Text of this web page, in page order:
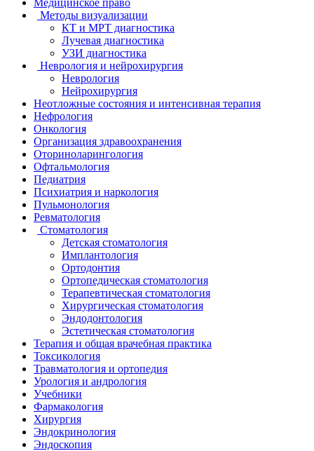
Методы визуализации
КТ и МРТ диагностика
Лучевая диагностика
УЗИ диагностика
Неврология и нейрохирургия
Неврология
Нейрохирургия
Неотложные состояния и интенсивная терапия
Нефрология
Онкология
Организация здравоохранения
Оториноларингология
Офтальмология
Педиатрия
Психиатрия и наркология
Пульмонология
Ревматология
Стоматология
Детская стоматология
Имплантология
Ортодонтия
Ортопедическая стоматология
Терапевтическая стоматология
Хирургическая стоматология
Эндодонтология
Эстетическая стоматология
Терапия и общая врачебная практика
Токсикология
Травматология и ортопедия
Урология и андрология
Учебники
Фармакология
Хирургия
Эндокринология
Эндоскопия